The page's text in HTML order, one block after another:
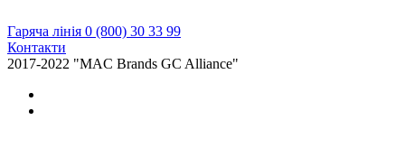
Гаряча лінія 0 (800) 30 33 99
Контакти
2017-2022 "MAC Brands GC Alliance"